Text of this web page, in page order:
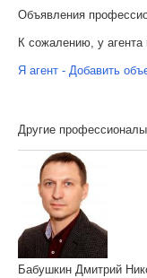
Объявления
К сожалению, у агента
Я агент - Добавить
Другие профессионалы
Бабушкин Дмитрий